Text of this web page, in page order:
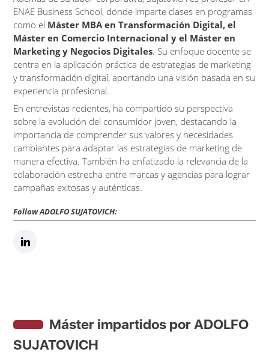
ENAE Business School, donde imparte clases en programas
como el Máster MBA en Transformación Digital, el
Máster en Comercio Internacional y el Máster en
Marketing y Negocios Digitales. Su enfoque docente se
centra en la aplicación práctica de estrategias de marketing
y transformación digital, aportando una visión basada en su
experiencia profesional.
En entrevistas recientes, ha compartido su perspectiva
sobre la evolución del consumidor joven, destacando la
importancia de comprender sus valores y necesidades
cambiantes para adaptar las estrategias de marketing de
manera efectiva. También ha enfatizado la relevancia de la
colaboración estrecha entre marcas y agencias para lograr
campañas exitosas y auténticas.
Follow ADOLFO SUJATOVICH:
Máster impartidos por ADOLFO
SUJATOVICH